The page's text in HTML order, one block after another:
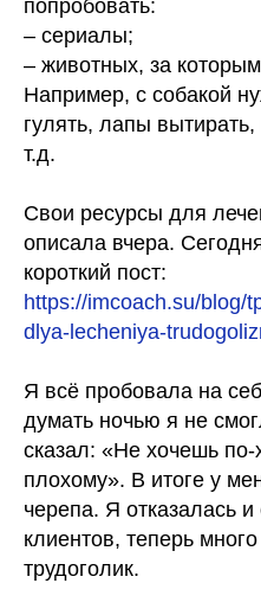
попробовать:
– сериалы;
– животных, за
Например, с собакой
гулять, лапы вытирать,
т.д.
Свои ресурсы для
описала вчера.
короткий пост:
https://imcoach.su/blog/
dlya-lecheniya-
Я всё пробовала на
думать ночью я не
сказал: «Не хочешь
плохому». В итоге у
черепа. Я отказалась
клиентов, теперь
трудоголик.